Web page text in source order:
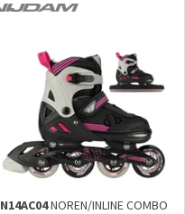
N14AC04NOREN/INLINE COMBO